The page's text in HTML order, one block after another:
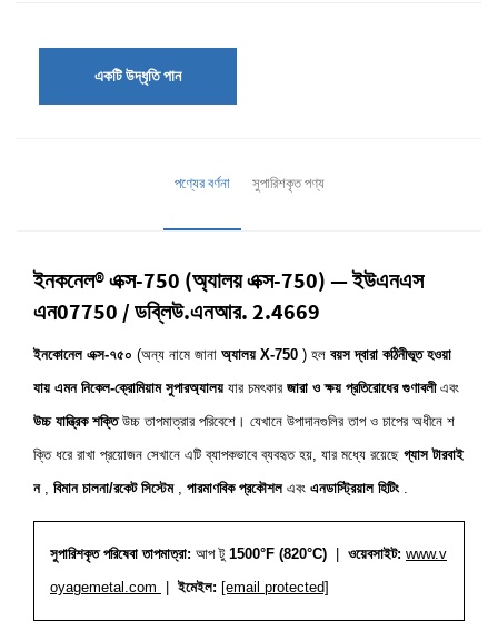
একটি উদ্ধৃতি পান
পণ্যের বর্ণনা সুপারিশকৃত পণ্য
ইনকনেল® এক্স-750 (অ্যালয় এক্স-750) — ইউএনএস
এন07750 / ডব্লিউ.এনআর. 2.4669
ইনকোনেল এক্স-৭৫০ (অন্য নামে জানা অ্যালয় X-750 ) হল বয়স দ্বারা কঠিনীভূত হওয়া
যায় এমন নিকেল-ক্রোমিয়াম সুপারঅ্যালয় যার চমৎকার জারা ও ক্ষয় প্রতিরোধের গুণাবলী এবং
উচ্চ যান্ত্রিক শক্তিউচ্চ তাপমাত্রার পরিবেশে। যেখানে উপাদানগুলির তাপ ও চাপের অধীনে শ
ক্তি ধরে রাখা প্রয়োজন সেখানে এটি ব্যাপকভাবে ব্যবহৃত হয়, যার মধ্যে রয়েছে গ্যাস টারবাই
ন
বিমান চালনা/রকেট সিস্টেম পারমাণবিক প্রকৌশল এবং এনডাস্ট্রিয়াল হিটিং
সুপারিশকৃত পরিষেবা তাপমাত্রা: আপ টু 1500°F (820°C) ওয়েবসাইট: www.v
oyagemetal.com
|ইমেইল: [email protected]